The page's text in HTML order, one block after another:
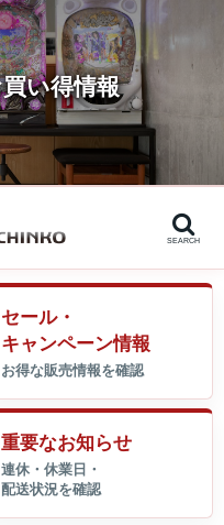
SEARCH
セール・
キャンペーン情報
重要なお知らせ